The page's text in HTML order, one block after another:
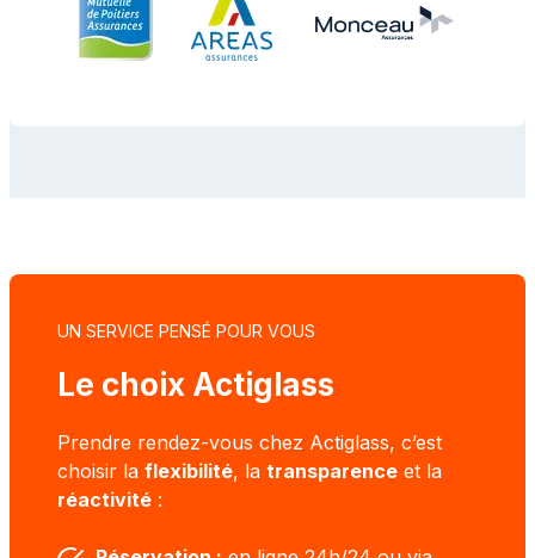
UN SERVICE PENSÉ POUR VOUS
Le choix Actiglass
Prendre rendez-vous chez Actiglass, c’est
choisir la flexibilité, la transparence et la
réactivité :